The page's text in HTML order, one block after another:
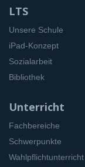
LTS
Unsere Schule
iPad-Konzept
Sozialarbeit
Bibliothek
Unterricht
Fachbereiche
Schwerpunkte
Wahlpflichtunterricht